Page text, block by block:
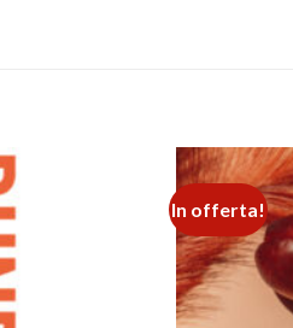
In offerta!